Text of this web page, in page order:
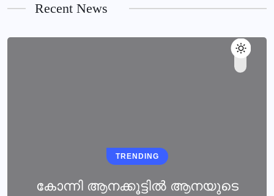
Recent News
TRENDING
കോന്നി ആനക്കൂട്ടിൽ ആനയുടെ